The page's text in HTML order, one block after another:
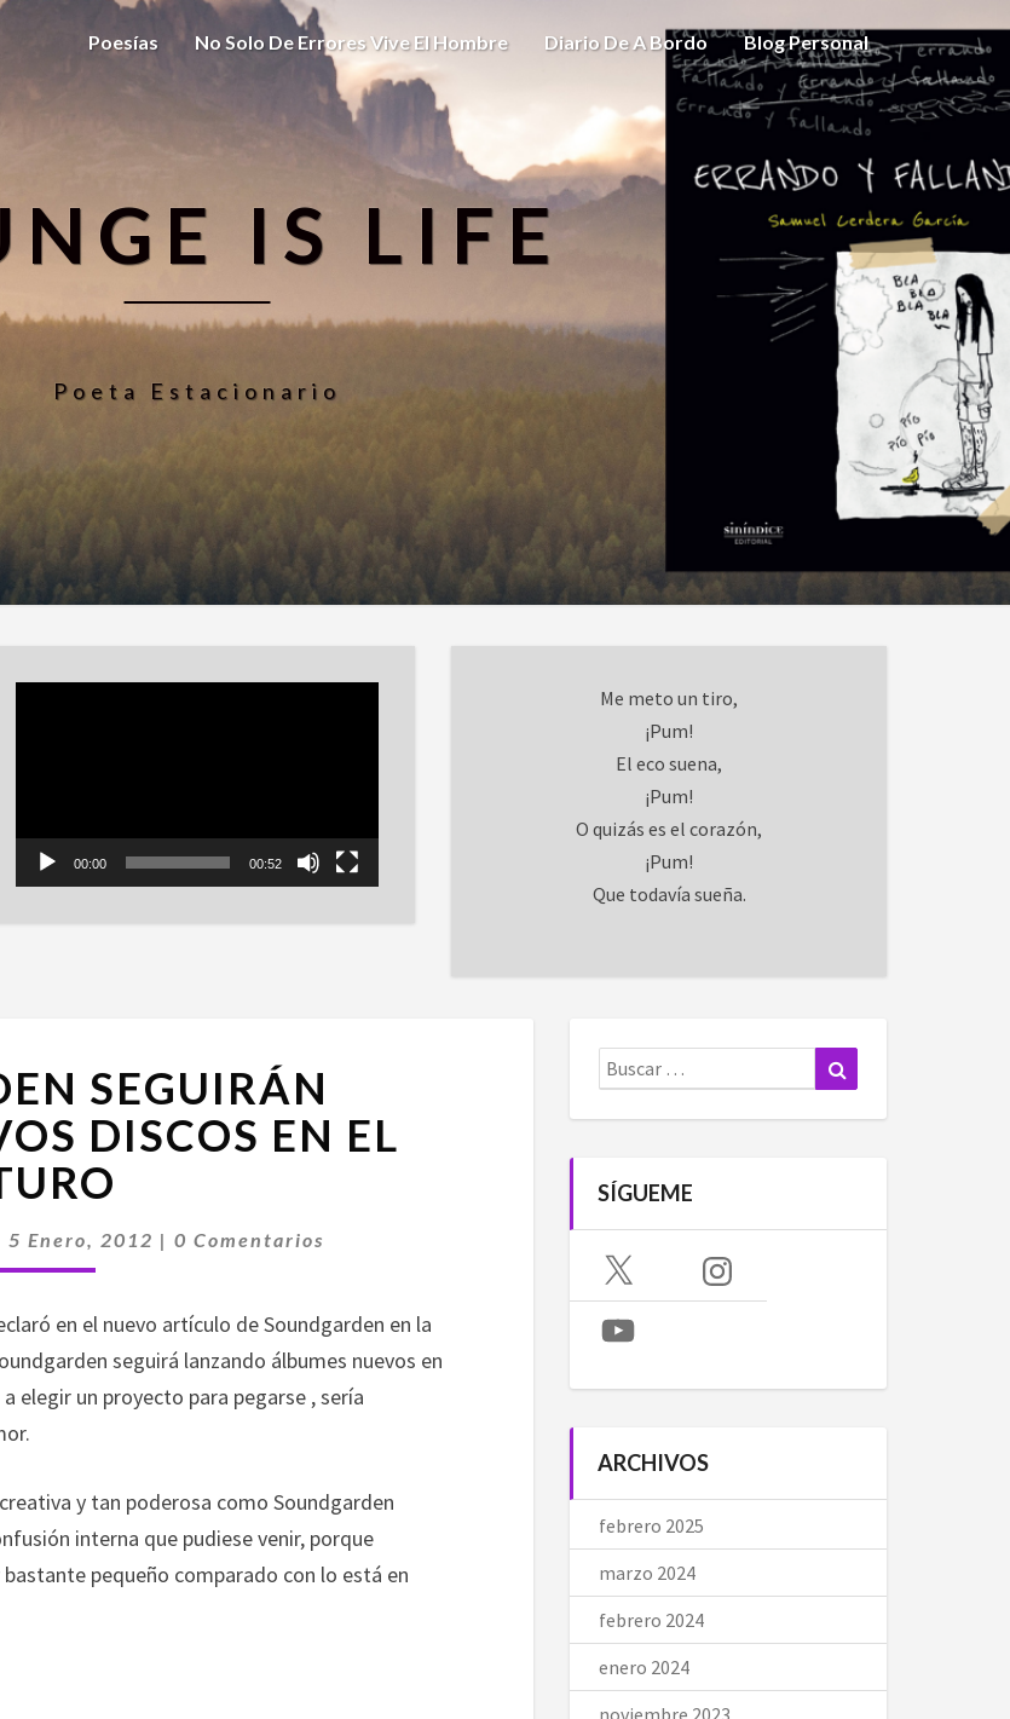
Poesías No Solo De Errores Vive El Hombre Diario De A Bordo Blog Personal
IS LIFE
Poeta Estacionario
00:00 00:52
Me meto un tiro,
¡Pum!
El eco suena,
¡Pum!
O quizás es el corazón,
¡Pum!
Que todavía sueña.
SEGUIRÁN
SACANDO
NUEVOS
DISCOS
EN
EL
FUTURO
SEGUIRÁN
DISCOS EN EL
5 Enero, 2012 | Comentarios
0 Comentarios
en el nuevo artículo de Soundgarden en la
seguirá lanzando álbumes nuevos en
elegir un proyecto para pegarse , sería
y tan poderosa como Soundgarden
interna que pudiese venir, porque
pequeño comparado con lo está en
Buscar:
SÍGUEME
X Instagram
YouTube
ARCHIVOS
febrero 2025
marzo 2024
febrero 2024
enero 2024
noviembre 2023